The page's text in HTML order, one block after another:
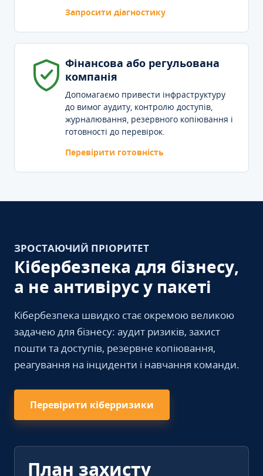
Запросити діагностику
Фінансова або регульована
компанія
Допомагаємо привести інфраструктуру
до вимог аудиту, контролю доступів,
журналювання, резервного копіювання і
готовності до перевірок.
Перевірити готовність
ЗРОСТАЮЧИЙ ПРІОРИТЕТ
Кібербезпека для бізнесу,
а не антивірус у пакеті
Кібербезпека швидко стає окремою великою
задачею для бізнесу: аудит ризиків, захист
пошти та доступів, резервне копіювання,
реагування на інциденти і навчання команди.
Перевірити кіберризики
План захисту